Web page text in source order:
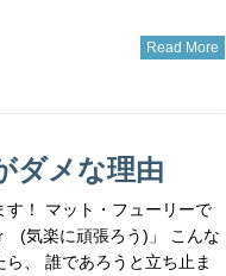
Read More
ダメな理由
す！ マット・フューリーで
(気楽に頑張ろう)」 こんな
、 誰であろうと立ち止ま